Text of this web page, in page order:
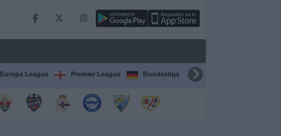
Europa League Premier League Bundesliga Supercopa de España